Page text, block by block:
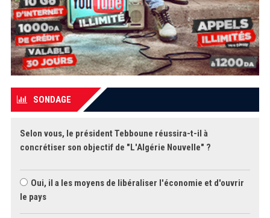
SONDAGE
Selon vous, le président Tebboune réussira-t-il à
concrétiser son objectif de "L'Algérie Nouvelle" ?
Oui, il a les moyens de libéraliser l'économie et d'ouvrir
le pays